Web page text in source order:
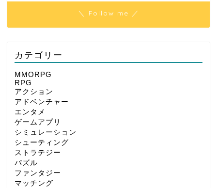
＼ Follow me ／
カテゴリー
MMORPG
RPG
アクション
アドベンチャー
エンタメ
ゲームアプリ
シミュレーション
シューティング
ストラテジー
パズル
ファンタジー
マッチング